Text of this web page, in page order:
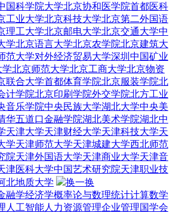
国科学院大学北京协和医学院首都医科
工业大学北京科技大学北京第二外国语
理工大学北京邮电大学北京交通大学中
学北京语言大学北京农学院北京建筑大
范大学对外经济贸易大学深圳 中国矿业
学北京师范大学北京工商大学北京物资
联合大学首都体育学院北京服装学院北
计学院北京印刷学院外交学院北方工业
音乐学院中央民族大学湖北大学中央美
华五道口金融学院湖北美术学院湖北中
天津大学天津财经大学天津科技大学天
学天津师范大学天津城建大学西北师范
院天津外国语大学天津商业大学天津音
津医科大学中国艺术研究院天津职业技
北地质大学
换一换
融学经济学概率论与数理统计计算数学
人工智能人力资源管理企业管理国学会